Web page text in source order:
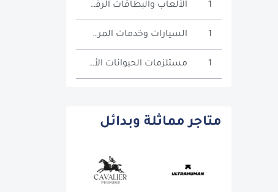
الألعاب والبطاقات الرقمية 1
السيارات وخدمات المركبات 1
مستلزمات الحيوانات الأليفة 1
متاجر مماثلة وبدائل